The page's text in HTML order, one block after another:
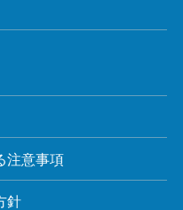
注意事項
針